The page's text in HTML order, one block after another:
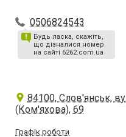
0506824543
Будь ласка, скажіть,
що дізналися номер
на сайті 6262.com.ua
84100, Слов'янськ,
(Ком'яхова), 69
Графік роботи